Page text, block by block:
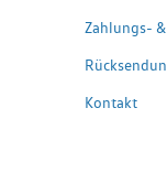
Zahlungs-
Kontakt